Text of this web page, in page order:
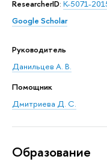
ResearcherID: K-5071-
Google Scholar
Руководитель
Данильцев А. В.
Помощник
Дмитриева Д. С.
Oбразование